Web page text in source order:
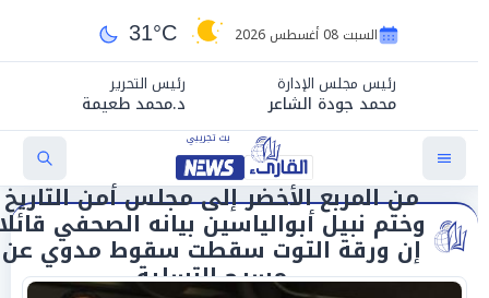
السبت 08 أغسطس 2026 31°C
رئيس مجلس الإدارة
محمد جودة الشاعر
رئيس التحرير
د.محمد طعيمة
من المربع الأخضر إلى مجلس أمن التاريخ
وختم نبيل أبوالياسين بيانه الصحفي قائلا
إن ورقة التوت سقطت سقوط مدوي عن
مسرح التسلية